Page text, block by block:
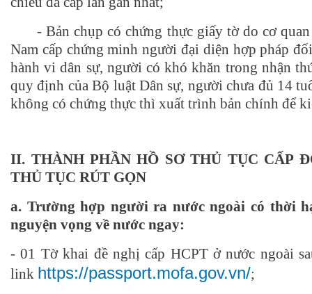
-Bản chụp có chứng thực giấy tờ do cơ
Nam cấp chứng minh người đại diện hợp pháp
hành vi dân sự, người có khó khăn trong nhận
quy định của Bộ luật Dân sự, người chưa đủ 14
không có chứng thực thì xuất trình bản chính để
II. THÀNH PHẦN HỒSƠ THỦ TỤC CẤP
THỦ TỤC RÚT GỌN
a. Trường hợp người ra nước ngoài có thời
nguyện vọng về nước ngay:
- 01 Tờ khai đề nghị cấp HCPT ở nước ngoài
link https://passport.mofa.gov.vn/;